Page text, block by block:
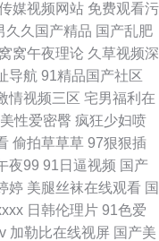
媒视频网站 免费观看污
久久国产精品 国产乱肥
窝窝午夜理论 久草视频深
导航 91精品国产社区
情视频三区 宅男福利在
性爱密臀 疯狂少妇喷
偷拍草草草 97狠狠插
夜99 91日逼视频 国产
婷 美腿丝袜在线观看 国
日韩伦理片 91色爱
加勒比在线视屏 国产美